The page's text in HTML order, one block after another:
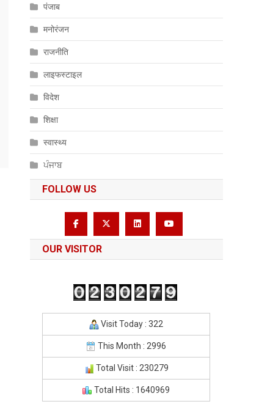
पंजाब
मनोरंजन
राजनीति
लाइफस्टाइल
विदेश
शिक्षा
स्वास्थ्य
ਪੰਜਾਬ
FOLLOW US
OUR VISITOR
Visit Today : 322
This Month : 2996
Total Visit : 230279
Total Hits : 1640969